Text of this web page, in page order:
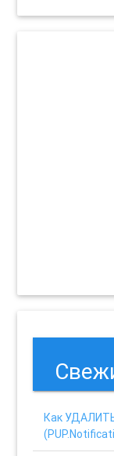
Как УДАЛИТЬ